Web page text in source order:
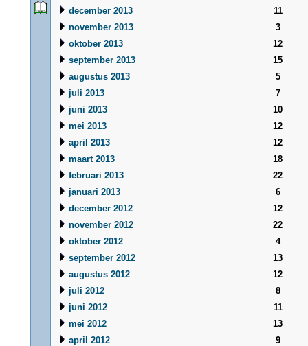
december 2013
11
november 2013
3
oktober 2013
12
september 2013
15
augustus 2013
5
juli 2013
7
juni 2013
10
mei 2013
12
april 2013
12
maart 2013
18
februari 2013
22
januari 2013
6
december 2012
12
november 2012
22
oktober 2012
4
september 2012
13
augustus 2012
12
juli 2012
8
juni 2012
11
mei 2012
13
april 2012
9